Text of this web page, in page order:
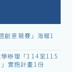
創意競賽」海報1
學辦理「114至115
實施計畫1份